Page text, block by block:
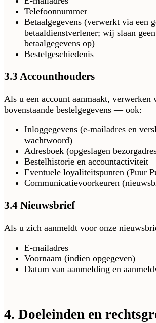
Telefoonnummer
Betaalgegevens (verwerkt via een
betaaldienstverlener; wij slaan
betaalgegevens op)
Bestelgeschiedenis
3.3 Accounthouders
Als u een account aanmaakt,
bovenstaande bestelgegevens — ook:
Inloggegevens (e-mailadres en
wachtwoord)
Adresboek (opgeslagen
Bestelhistorie en accountactiviteit
Eventuele loyaliteitspunten (Puur
Communicatievoorkeuren
3.4 Nieuwsbrief
Als u zich aanmeldt voor onze
E-mailadres
Voornaam (indien opgegeven)
Datum van aanmelding en
4. Doeleinden en